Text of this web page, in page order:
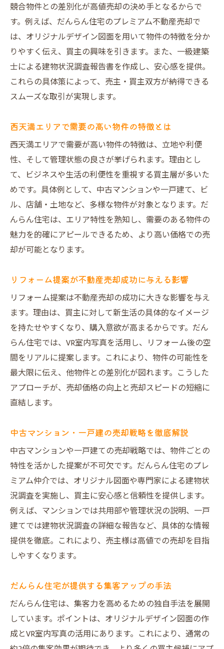
競合物件との差別化が高値売却の決め手となるからで
す。例えば、だんらん住宅のプレミアム不動産売却で
は、オリジナルデザイン図面を用いて物件の特徴を分か
りやすく伝え、買主の興味を引きます。また、一級建築
士による建物状況調査報告書を作成し、安心感を提供。
これらの具体策によって、売主・買主双方が納得できる
スムーズな取引が実現します。
西天満エリアで需要の高い物件の特徴とは
西天満エリアで需要が高い物件の特徴は、立地や利便
性、そして管理状態の良さが挙げられます。理由とし
て、ビジネスや生活の利便性を重視する買主層が多いた
めです。具体例として、中古マンションや一戸建て、ビ
ル、店舗・土地など、多様な物件が対象となります。だ
んらん住宅は、エリア特性を熟知し、需要のある物件の
魅力を的確にアピールできるため、より高い価格での売
却が可能となります。
リフォーム提案が不動産売却成功に与える影響
リフォーム提案は不動産売却の成功に大きな影響を与え
ます。理由は、買主に対して新生活の具体的なイメージ
を持たせやすくなり、購入意欲が高まるからです。だん
らん住宅では、VR室内写真を活用し、リフォーム後の空
間をリアルに提案します。これにより、物件の可能性を
最大限に伝え、他物件との差別化が図れます。こうした
アプローチが、売却価格の向上と売却スピードの短縮に
直結します。
中古マンション・一戸建の売却戦略を徹底解説
中古マンションや一戸建ての売却戦略では、物件ごとの
特性を活かした提案が不可欠です。だんらん住宅のプレ
ミアム仲介では、オリジナル図面や専門家による建物状
況調査を実施し、買主に安心感と信頼性を提供します。
例えば、マンションでは共用部や管理状況の説明、一戸
建てでは建物状況調査の詳細な報告など、具体的な情報
提供を徹底。これにより、売主様は高値での売却を目指
しやすくなります。
だんらん住宅が提供する集客アップの手法
だんらん住宅は、集客力を高めるための独自手法を展開
しています。ポイントは、オリジナルデザイン図面の作
成とVR室内写真の活用にあります。これにより、通常の